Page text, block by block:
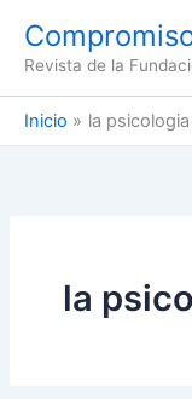
contenido
Revista de la
Inicio la psicologia
la